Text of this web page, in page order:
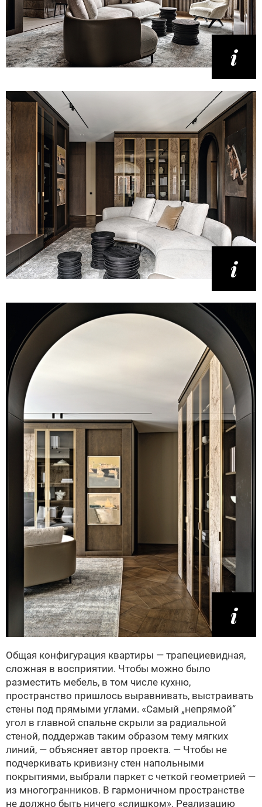
Общая конфигурация квартиры — трапециевидная,
сложная в восприятии. Чтобы можно было
разместить мебель, в том числе кухню,
пространство пришлось выравнивать, выстраивать
стены под прямыми углами. «Самый „непрямой“
угол в главной спальне скрыли за радиальной
стеной, поддержав таким образом тему мягких
линий, — объясняет автор проекта. — Чтобы не
подчеркивать кривизну стен напольными
покрытиями, выбрали паркет с четкой геометрией —
из многогранников. В гармоничном пространстве
не должно быть ничего «слишком». Реализацию